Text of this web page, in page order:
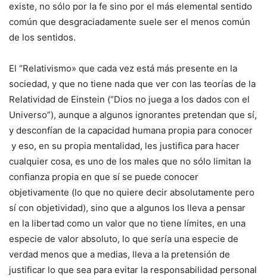
existe, no sólo por la fe sino por el más elemental sentido
común que desgraciadamente suele ser el menos común
de los sentidos.
El “Relativismo» que cada vez está más presente en la
sociedad, y que no tiene nada que ver con las teorías de la
Relatividad de Einstein (“Dios no juega a los dados con el
Universo”), aunque a algunos ignorantes pretendan que sí,
y desconfían de la capacidad humana propia para conocer
y eso, en su propia mentalidad, les justifica para hacer
cualquier cosa, es uno de los males que no sólo limitan la
confianza propia en que sí se puede conocer
objetivamente (lo que no quiere decir absolutamente pero
sí con objetividad), sino que a algunos los lleva a pensar
en la libertad como un valor que no tiene límites, en una
especie de valor absoluto, lo que sería una especie de
verdad menos que a medias, lleva a la pretensión de
justificar lo que sea para evitar la responsabilidad personal